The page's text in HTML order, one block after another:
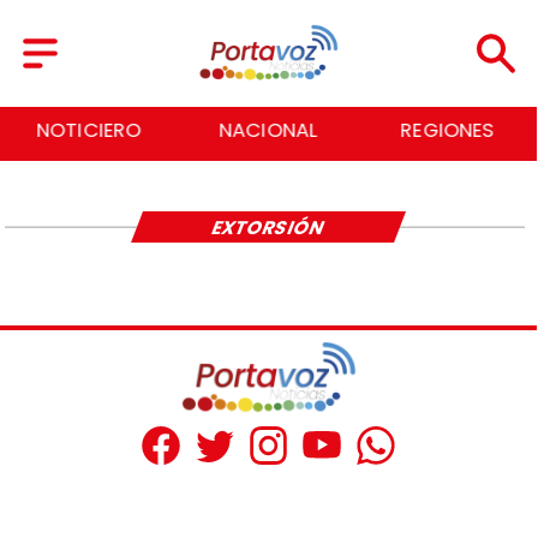
NOTICIERO NACIONAL REGIONES
EXTORSIÓN